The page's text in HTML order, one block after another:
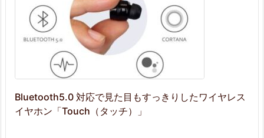
Bluetooth5.0 対応で見た目もすっきりしたワイヤレス
イヤホン「Touch（タッチ）」